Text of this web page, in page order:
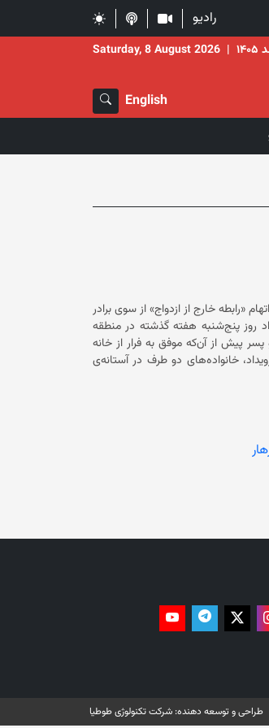
رادیو
|
Saturday, 8 August 2026
English
«رابطه خارج از ازدواج» از سوی برادر
که این رویداد روز پنج‌شنبه هفته گذشته در منطقه
است که این دختر و پسر پیش از آن‌که موفق به فرار از خانه
تصریح کرد که پس از این رویداد، خانواده‌های دو طرف در آستانه‌ی
طراحی و توسعه دهنده: شرکت تکنولوژی طوطیا